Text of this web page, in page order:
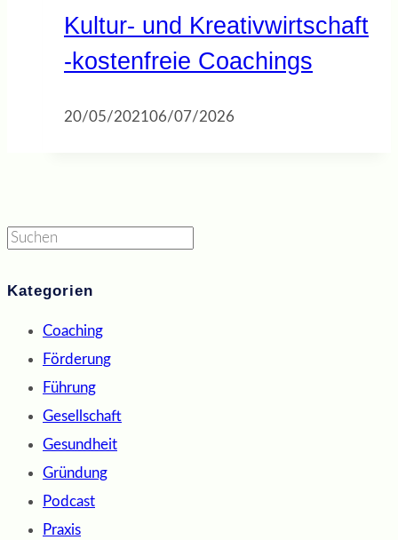
Kultur- und Kreativwirtschaft
-kostenfreie Coachings
20/05/202106/07/2026
Suchen
Kategorien
Coaching
Förderung
Führung
Gesellschaft
Gesundheit
Gründung
Podcast
Praxis